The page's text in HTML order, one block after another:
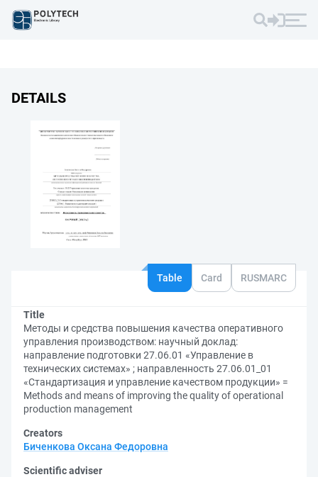
DETAILS
Table Card RUSMARC
Title
Методы и средства повышения качества оперативного
управления производством: научный доклад:
направление подготовки 27.06.01 «Управление в
технических системах» ; направленность 27.06.01_01
«Стандартизация и управление качеством продукции» =
Methods and means of improving the quality of operational
production management
Creators
Биченкова Оксана Федоровна
Scientific adviser